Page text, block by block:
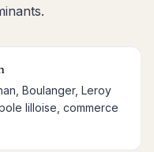
Boulanger, Leroy
lilloise, commerce